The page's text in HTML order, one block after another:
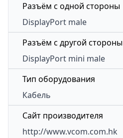
Разъём с одной стороны
DisplayPort male
Разъём с другой стороны
DisplayPort mini male
Тип оборудования
Кабель
Сайт производителя
http://www.vcom.com.hk